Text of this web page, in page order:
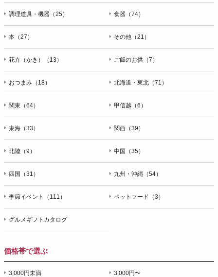
調理道具・機器（25） 食器（74）
本（27） その他（21）
花卉（かき）（13） ご飯のお供（7）
おつまみ（18） 北海道・東北（71）
関東（64） 甲信越（6）
東海（33） 関西（39）
北陸（9） 中国（35）
四国（31） 九州・沖縄（54）
季節イベント（111） ペットフード（3）
グルメギフトカタログ
価格帯で選ぶ
3,000円未満 3,000円〜